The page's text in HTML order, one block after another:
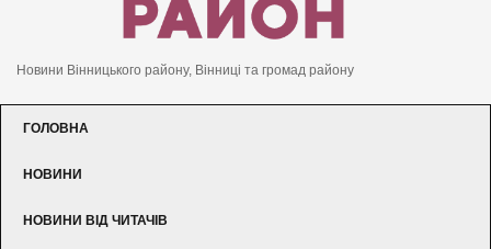
Новини Вінницького району, Вінниці та громад району
ГОЛОВНА
НОВИНИ
НОВИНИ ВІД ЧИТАЧІВ